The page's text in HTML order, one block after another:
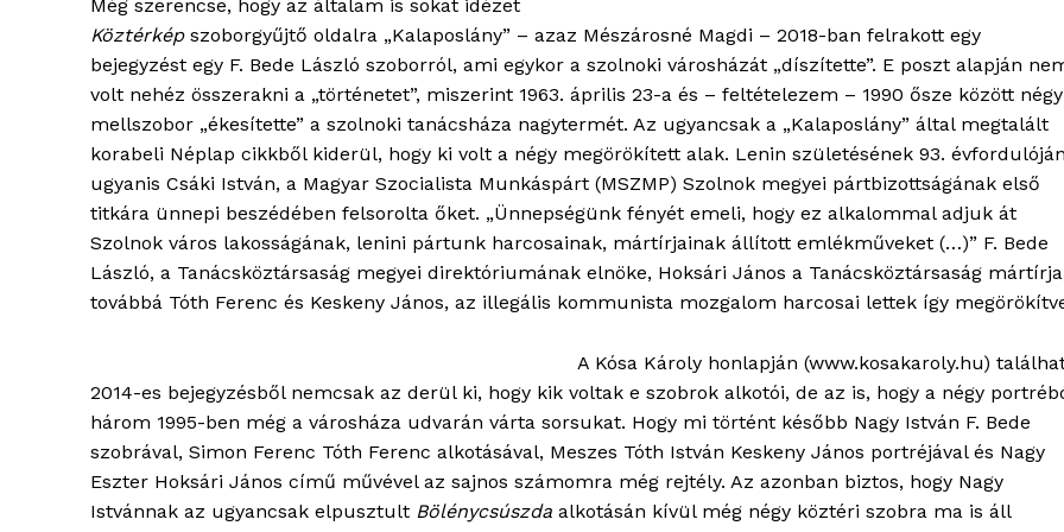
Még szerencse, hogy az általam is sokat idézet
Köztérképszoborgyűjtő oldalra „Kalaposlány” – azaz Mészárosné Magdi – 2018-ban felrakott egy
bejegyzést egy F. Bede László szoborról, ami egykor a szolnoki városházát „díszítette”. E poszt alapján
volt nehéz összerakni a „történetet”, miszerint 1963. április 23-a és – feltételezem – 1990 ősze között négy
mellszobor „ékesítette” a szolnoki tanácsháza nagytermét. Az ugyancsak a „Kalaposlány” által megtalált
korabeli Néplap cikkből kiderül, hogy ki volt a négy megörökített alak. Lenin születésének 93. évfordulóján
ugyanis Csáki István, a Magyar Szocialista Munkáspárt (MSZMP) Szolnok megyei pártbizottságának első
titkára ünnepi beszédében felsorolta őket. „Ünnepségünk fényét emeli, hogy ez alkalommal adjuk át
Szolnok város lakosságának, lenini pártunk harcosainak, mártírjainak állított emlékműveket (…)” F. Bede
László, a Tanácsköztársaság megyei direktóriumának elnöke, Hoksári János a Tanácsköztársaság
továbbá Tóth Ferenc és Keskeny János, az illegális kommunista mozgalom harcosai lettek így
A Kósa Károly honlapján (www.kosakaroly.hu)
2014-es bejegyzésből nemcsak az derül ki, hogy kik voltak e szobrok alkotói, de az is, hogy a négy
három 1995-ben még a városháza udvarán várta sorsukat. Hogy mi történt később Nagy István F. Bede
szobrával, Simon Ferenc Tóth Ferenc alkotásával, Meszes Tóth István Keskeny János portréjával és Nagy
Eszter Hoksári János című művével az sajnos számomra még rejtély. Az azonban biztos, hogy Nagy
Istvánnak az ugyancsak elpusztult Bölénycsúszda alkotásán kívül még négy köztéri szobra ma is áll